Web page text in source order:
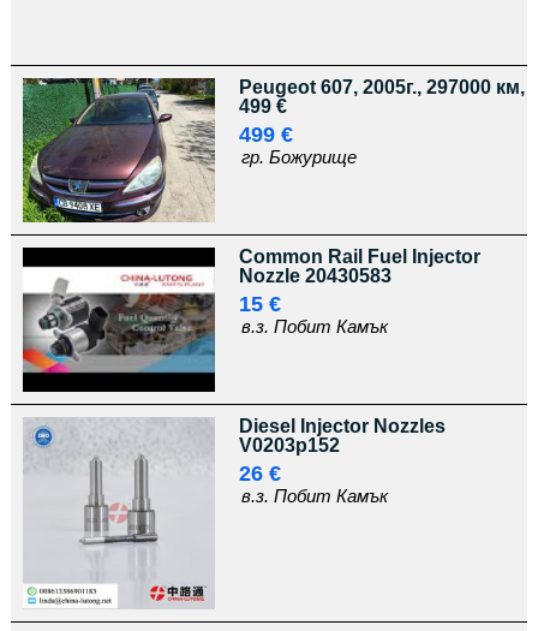
Peugeot 607, 2005г., 297000 км,
499 €
499 €
гр. Божурище
Common Rail Fuel Injector
Nozzle 20430583
15 €
в.з. Побит Камък
Diesel Injector Nozzles
V0203p152
26 €
в.з. Побит Камък